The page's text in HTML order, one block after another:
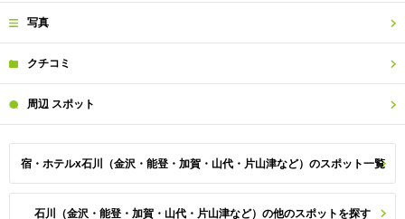
写真
クチコミ
周辺 スポット
宿・ホテルx石川（金沢・能登・加賀・山代・片山津など）のスポット一覧
石川（金沢・能登・加賀・山代・片山津など）の他のスポットを探す